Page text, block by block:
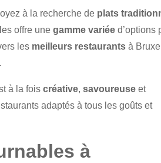
à la recherche de plats
offre unegamme variée d’options
les meilleurs restaurants à
à la foiscréative,savoureuse et
adaptés à tous les goûts et
à